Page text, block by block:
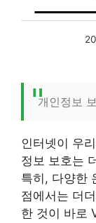
개인정보
인터넷이 우
정보 보호는
특히, 다양한
점에서는 더
한 것이 바로